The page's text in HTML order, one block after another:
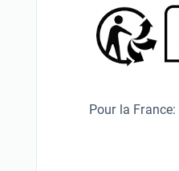
Pour la France: